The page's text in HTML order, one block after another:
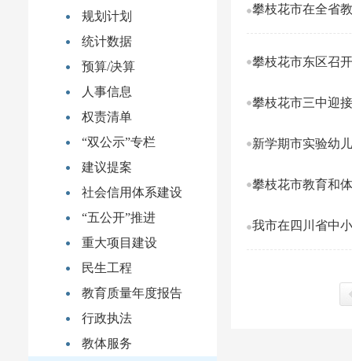
规划计划
统计数据
预算/决算
人事信息
权责清单
“双公示”专栏
建议提案
社会信用体系建设
“五公开”推进
重大项目建设
民生工程
教育质量年度报告
行政执法
教体服务
攀枝花市在全省
攀枝花市东区召
攀枝花市三中迎
新学期市实验幼
攀枝花市教育和
我市在四川省中